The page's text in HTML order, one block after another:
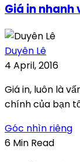
Giá in nhanh
Duyên Lê
4 April, 2016
Giá in, luôn là
chính của bạn
Góc nhìn riêng
6 Min Read